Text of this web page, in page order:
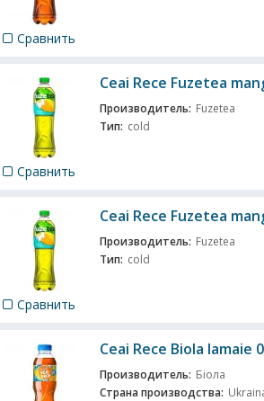
Сравнить
Сравнить
Ceai Rece Fuzеtea
Производитель: Fuzetea
Тип: cold
Сравнить
Ceai Rece Fuzеtea
Производитель: Fuzetea
Тип: cold
Ceai Rece Biola lamaie
Производитель: Біола
Страна производства: